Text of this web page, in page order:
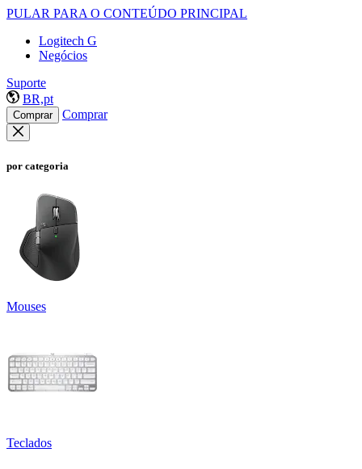
PULAR PARA O CONTEÚDO PRINCIPAL
Logitech G
Negócios
Suporte
BR,pt
Comprar Comprar
por categoria
Mouses
Teclados